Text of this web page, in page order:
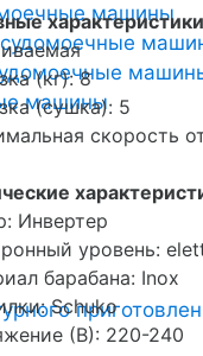
машины
машины
характеристики
(кг): 8
(сушка): 5
скорость
Инвертер
уровень:
барабана: Inox
Schuko
(В): 220-240